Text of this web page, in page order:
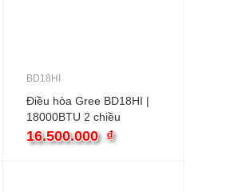
BD18HI
Điều hòa Gree BD18HI |
18000BTU 2 chiều
inverter
16.500.000 ₫